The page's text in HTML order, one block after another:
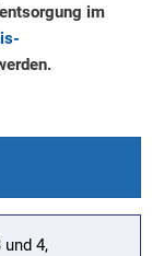
im
und 4,